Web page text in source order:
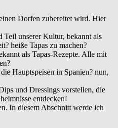
Dorfen zubereitet wird. Hier
Teil unserer Kultur, bekannt als
heiße Tapas zu machen?
als Tapas-Rezepte. Alle mit
Hauptspeisen in Spanien? nun,
und Dressings vorstellen, die
entdecken!
In diesem Abschnitt werde ich